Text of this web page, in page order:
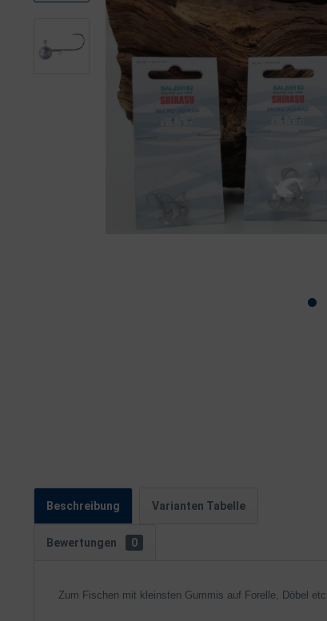
Beschreibung Varianten Tabelle
Bewertungen 0
Zum Fischen mit kleinsten Gummis auf Forelle, Döbel